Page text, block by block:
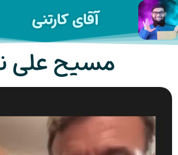
آقای کارتنی
مسیح علی